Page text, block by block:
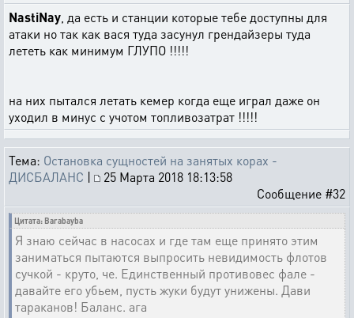
NastiNay , да есть и станции которые тебе доступны для
атаки но так как вася туда засунул грендайзеры туда
лететь как минимум ГЛУПО !!!!!
на них пытался летать кемер когда еще играл даже он
уходил в минус с учотом топливозатрат !!!!!
Тема: Остановка сущностей на занятых корах -
ДИСБАЛАНС |
25 Марта 2018 18:13:58
Сообщение #32
Цитата: Barabayba
Я знаю сейчас в насосах и где там еще принято этим
заниматься пытаются выпросить невидимость флотов
сучкой - круто, че. Единственный противовес фале -
давайте его убьем, пусть жуки будут унижены. Дави
тараканов! Баланс. ага